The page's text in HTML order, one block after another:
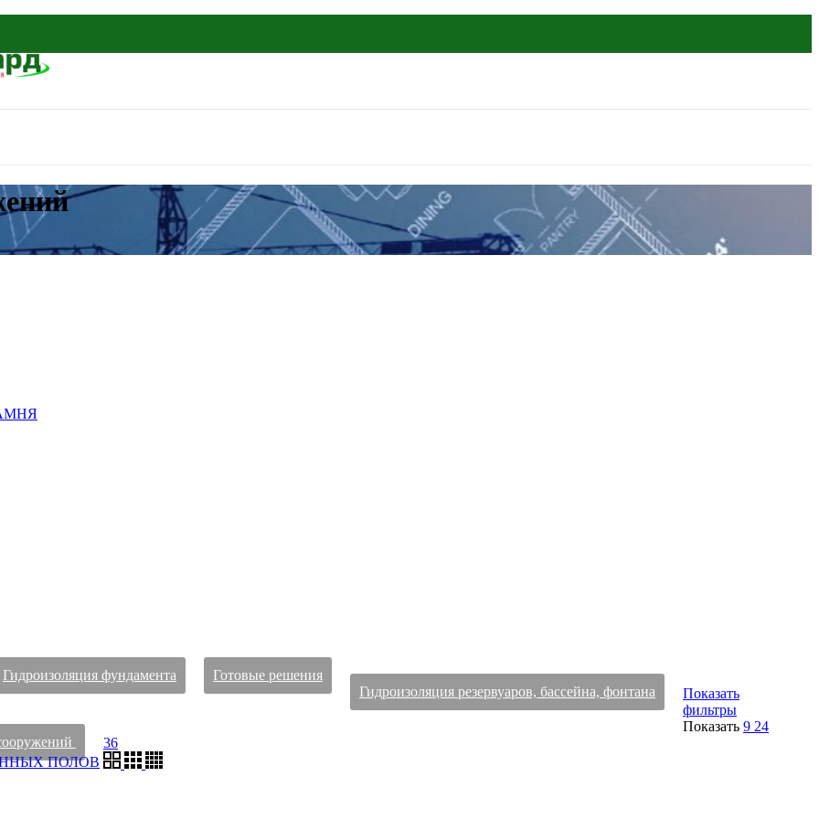
ПОЛОВ
Гидроизоляция фундамента
Готовые решения
Гидроизоляция резервуаров, бассейна, фонтана
Показать
фильтры
Показать 9 24
36